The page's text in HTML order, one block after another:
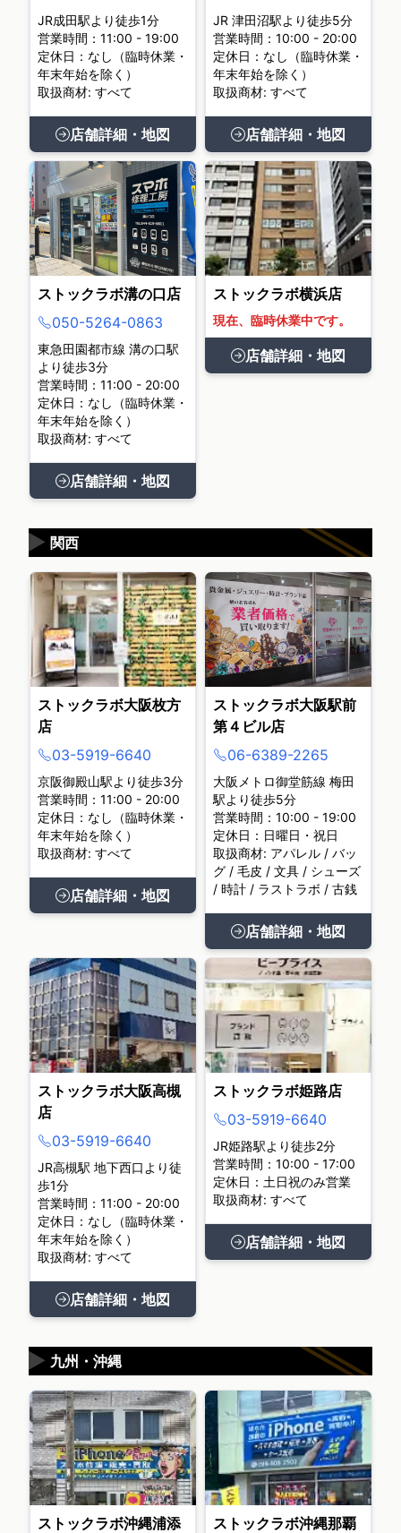
JR成田駅より徒歩1分
営業時間：11:00 - 19:00
定休日：なし（臨時休業・
年末年始を除く）
取扱商材: すべて
店舗詳細・地図
JR 津田沼駅より徒歩5分
営業時間：10:00 - 20:00
定休日：なし（臨時休業・
年末年始を除く）
取扱商材: すべて
店舗詳細・地図
ストックラボ溝の口店
050-5264-0863
東急田園都市線 溝の口駅
より徒歩3分
営業時間：11:00 - 20:00
定休日：なし（臨時休業・
年末年始を除く）
取扱商材: すべて
店舗詳細・地図
ストックラボ横浜店
現在、臨時休業中です。
店舗詳細・地図
関西
▶
ストックラボ大阪枚方
店
03-5919-6640
京阪御殿山駅より徒歩3分
営業時間：11:00 - 20:00
定休日：なし（臨時休業・
年末年始を除く）
取扱商材: すべて
店舗詳細・地図
ストックラボ大阪駅前
第４ビル店
06-6389-2265
大阪メトロ御堂筋線 梅田
駅より徒歩5分
営業時間：10:00 - 19:00
定休日：日曜日・祝日
取扱商材: アパレル / バッ
グ / 毛皮 / 文具 / シューズ
/ 時計 / ラストラボ / 古銭
店舗詳細・地図
ストックラボ大阪高槻
店
03-5919-6640
JR高槻駅 地下西口より徒
歩1分
営業時間：11:00 - 20:00
定休日：なし（臨時休業・
年末年始を除く）
取扱商材: すべて
店舗詳細・地図
ストックラボ姫路店
03-5919-6640
JR姫路駅より徒歩2分
営業時間：10:00 - 17:00
定休日：土日祝のみ営業
取扱商材: すべて
店舗詳細・地図
九州・沖縄
▶
ストックラボ沖縄浦添
ストックラボ沖縄那覇